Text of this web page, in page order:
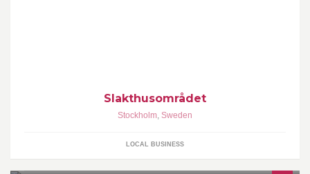
Slakthusområdet
Stockholm, Sweden
LOCAL BUSINESS